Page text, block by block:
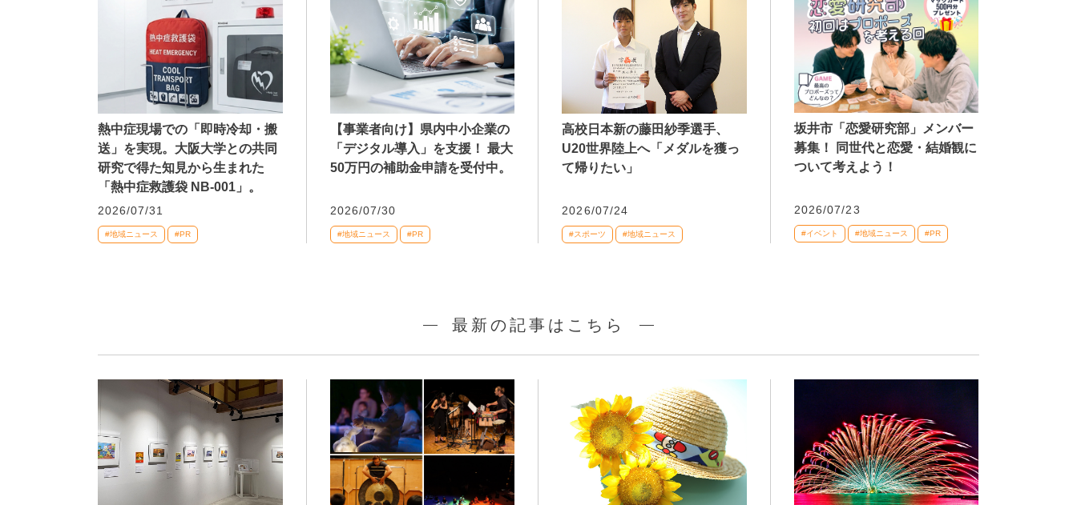
熱中症現場での「即時冷却・搬
送」を実現。大阪大学との共同
研究で得た知見から生まれた
「熱中症救護袋 NB-001」。
2026/07/31
#地域ニュース #PR
【事業者向け】県内中小企業の
「デジタル導入」を支援！ 最大
50万円の補助金申請を受付中。
2026/07/30
#地域ニュース #PR
高校日本新の藤田紗季選手、
U20世界陸上へ「メダルを獲っ
て帰りたい」
2026/07/24
#スポーツ #地域ニュース
坂井市「恋愛研究部」メンバー
募集！ 同世代と恋愛・結婚観に
ついて考えよう！
2026/07/23
#イベント #地域ニュース #PR
最新の記事はこちら